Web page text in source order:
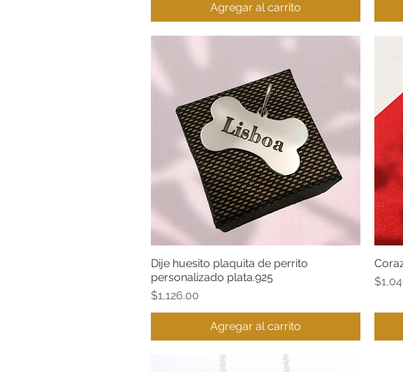
Agregar al carrito
Vista rápida
Dije huesito plaquita de perrito
personalizado plata.925
Precio
$1,126.00
Agregar al carrito